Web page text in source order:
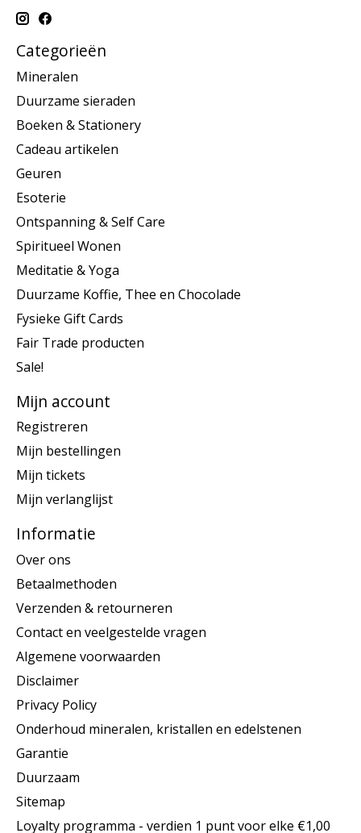
Categorieën
Mineralen
Duurzame sieraden
Boeken & Stationery
Cadeau artikelen
Geuren
Esoterie
Ontspanning & Self Care
Spiritueel Wonen
Meditatie & Yoga
Duurzame Koffie, Thee en Chocolade
Fysieke Gift Cards
Fair Trade producten
Sale!
Mijn account
Registreren
Mijn bestellingen
Mijn tickets
Mijn verlanglijst
Informatie
Over ons
Betaalmethoden
Verzenden & retourneren
Contact en veelgestelde vragen
Algemene voorwaarden
Disclaimer
Privacy Policy
Onderhoud mineralen, kristallen en edelstenen
Garantie
Duurzaam
Sitemap
Loyalty programma - verdien 1 punt voor elke €1,00